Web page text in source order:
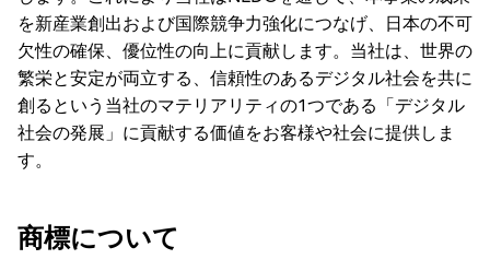
を新産業創出および国際競争力強化につなげ、日本の不可
欠性の確保、優位性の向上に貢献します。当社は、世界の
繁栄と安定が両立する、信頼性のあるデジタル社会を共に
創るという当社のマテリアリティの1つである「デジタル
社会の発展」に貢献する価値をお客様や社会に提供しま
す。
商標について